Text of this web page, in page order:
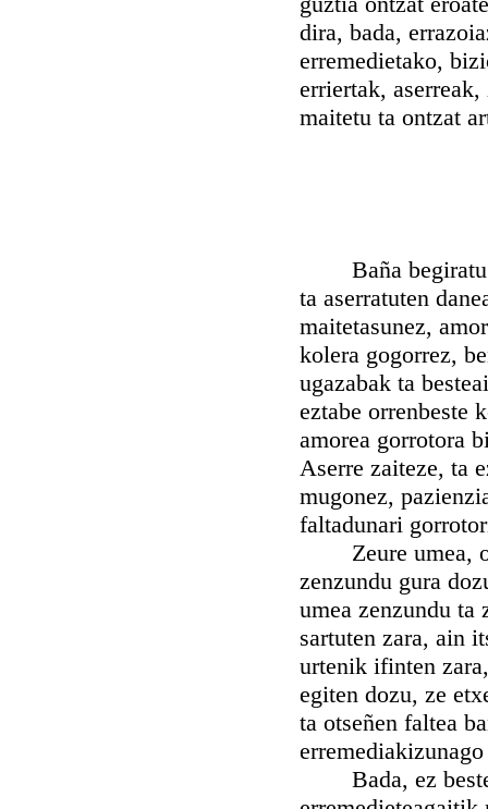
dira, bada,
erremedietako,
erriertak,
maitetu ta ontzat
Baña begiratu
ta aserratuten
maitetasunez,
kolera gogorrez,
ugazabak ta
eztabe orrenbeste
amorea gorrotora
Aserre zaiteze, ta
mugonez,
faltadunari
Zeure umea,
zenzundu gura
umea zenzundu ta
sartuten zara, ain
urtenik ifinten
egiten dozu, ze
ta otseñen faltea
Bada, ez